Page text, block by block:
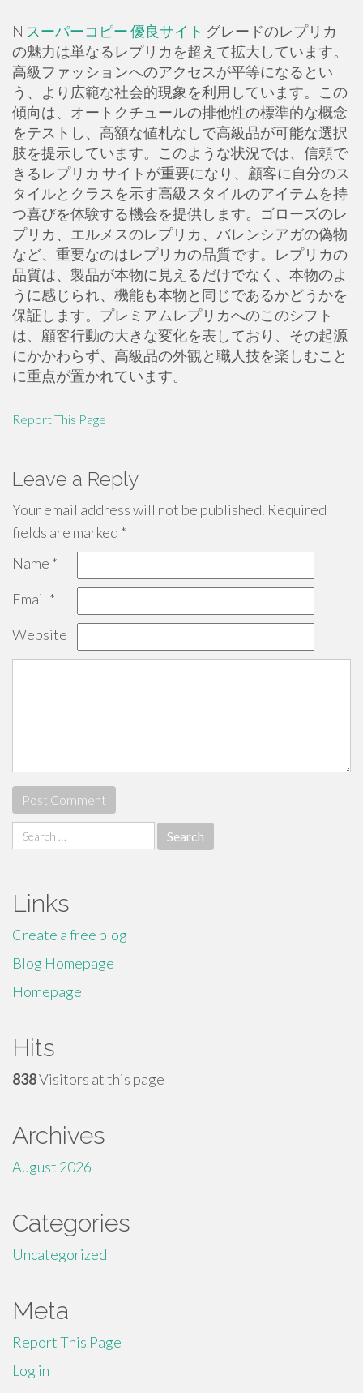
N スーパーコピー 優良サイト グレードのレプリカ
の魅力は単なるレプリカを超えて拡大しています。
高級ファッションへのアクセスが平等になるとい
う、より広範な社会的現象を利用しています。この
傾向は、オートクチュールの排他性の標準的な概念
をテストし、高額な値札なしで高級品が可能な選択
肢を提示しています。このような状況では、信頼で
きるレプリカ サイトが重要になり、顧客に自分のス
タイルとクラスを示す高級スタイルのアイテムを持
つ喜びを体験する機会を提供します。ゴローズのレ
プリカ、エルメスのレプリカ、バレンシアガの偽物
など、重要なのはレプリカの品質です。レプリカの
品質は、製品が本物に見えるだけでなく、本物のよ
うに感じられ、機能も本物と同じであるかどうかを
保証します。プレミアムレプリカへのこのシフト
は、顧客行動の大きな変化を表しており、その起源
にかかわらず、高級品の外観と職人技を楽しむこと
に重点が置かれています。
Report This Page
Leave a Reply
Your email address will not be published. Required
fields are marked *
Name *
Email *
Website
Search
for:
Links
Create a free blog
Blog Homepage
Homepage
Hits
838Visitors at this page
Archives
August 2026
Categories
Uncategorized
Meta
Report This Page
Log in